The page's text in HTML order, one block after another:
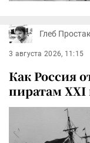
Глеб
3 августа 2026, 11:15
Как Россия
пиратам XXI